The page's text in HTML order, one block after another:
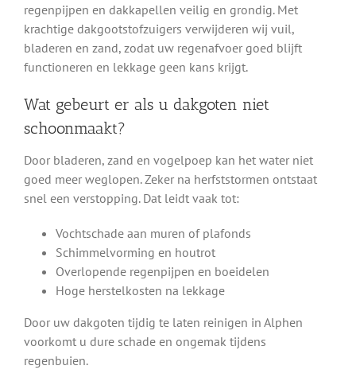
regenpijpen en dakkapellen veilig en grondig. Met
krachtige dakgootstofzuigers verwijderen wij vuil,
bladeren en zand, zodat uw regenafvoer goed blijft
functioneren en lekkage geen kans krijgt.
Wat gebeurt er als u dakgoten niet
schoonmaakt?
Door bladeren, zand en vogelpoep kan het water niet
goed meer weglopen. Zeker na herfststormen ontstaat
snel een verstopping. Dat leidt vaak tot:
Vochtschade aan muren of plafonds
Schimmelvorming en houtrot
Overlopende regenpijpen en boeidelen
Hoge herstelkosten na lekkage
Door uw dakgoten tijdig te laten reinigen in Alphen
voorkomt u dure schade en ongemak tijdens
regenbuien.